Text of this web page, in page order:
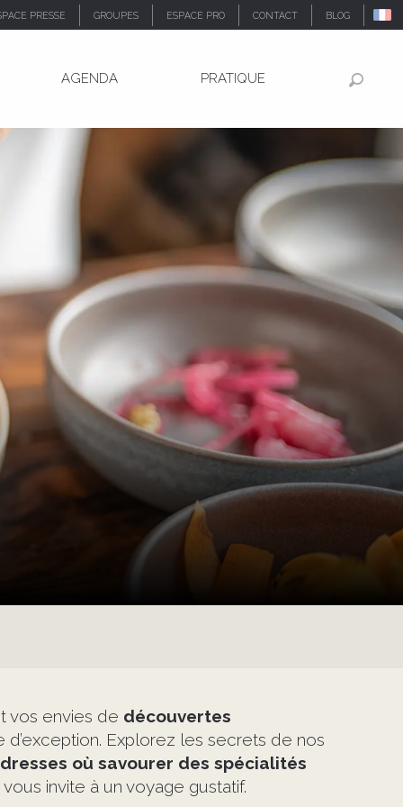
PRESSE GROUPES ESPACE PRO CONTACT BLOG
AGENDA PRATIQUE
vos envies de découvertes
Explorez les secrets de nos
où savourer des spécialités
invite à un voyage gustatif.